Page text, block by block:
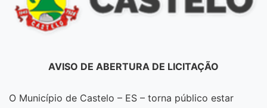
AVISO DE ABERTURA DE LICITAÇÃO
O Município de Castelo – ES – torna público estar